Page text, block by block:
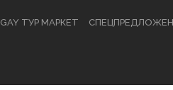
GAY ТУР МАРКЕТ